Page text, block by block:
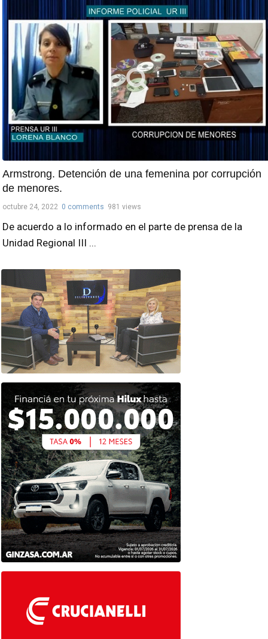
Armstrong. Detención de una femenina por corrupción
de menores.
octubre 24, 2022 0 comments 981 views
De acuerdo a lo informado en el parte de prensa de la
Unidad Regional III ...